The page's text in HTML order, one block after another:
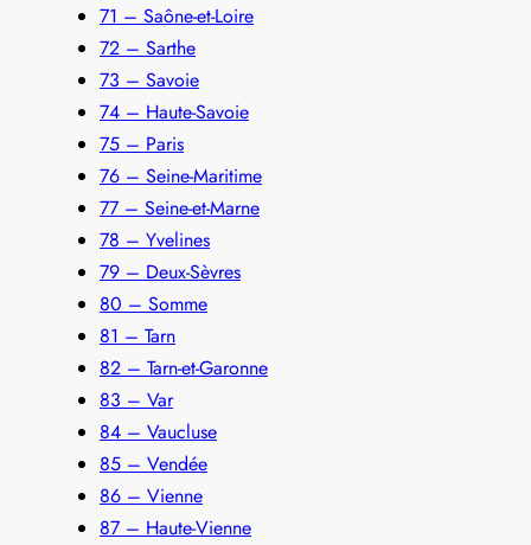
71 – Saône-et-Loire
72 – Sarthe
73 – Savoie
74 – Haute-Savoie
75 – Paris
76 – Seine-Maritime
77 – Seine-et-Marne
78 – Yvelines
79 – Deux-Sèvres
80 – Somme
81 – Tarn
82 – Tarn-et-Garonne
83 – Var
84 – Vaucluse
85 – Vendée
86 – Vienne
87 – Haute-Vienne